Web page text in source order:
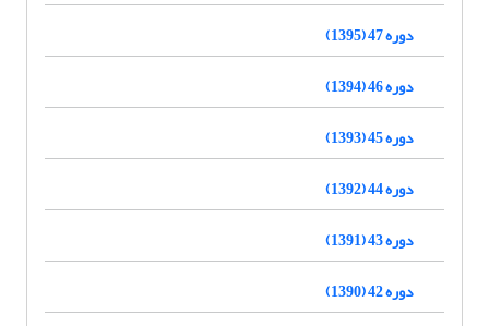
دوره 47 (1395)
دوره 46 (1394)
دوره 45 (1393)
دوره 44 (1392)
دوره 43 (1391)
دوره 42 (1390)